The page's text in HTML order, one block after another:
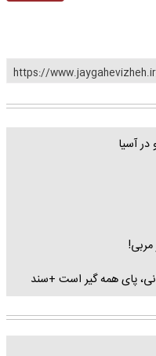
https://
در آسیا
پای همه گیر است +سند